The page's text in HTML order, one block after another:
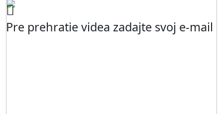
Pre prehratie videa zadajte svoj e-mail